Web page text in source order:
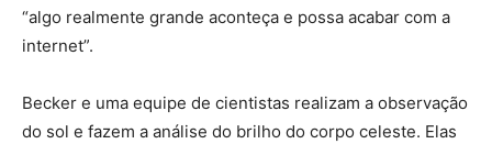
“algo realmente grande aconteça e possa acabar com a
internet”.
Becker e uma equipe de cientistas realizam a observação
do sol e fazem a análise do brilho do corpo celeste. Elas